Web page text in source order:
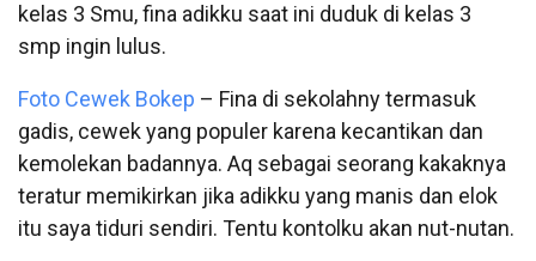
kelas 3 Smu, fina adikku saat ini duduk di kelas 3
smp ingin lulus.
Foto Cewek Bokep – Fina di sekolahny termasuk
gadis, cewek yang populer karena kecantikan dan
kemolekan badannya. Aq sebagai seorang kakaknya
teratur memikirkan jika adikku yang manis dan elok
itu saya tiduri sendiri. Tentu kontolku akan nut-nutan.